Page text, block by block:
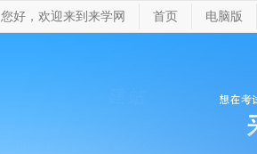
您好，欢迎来到来学网 首页 电脑版